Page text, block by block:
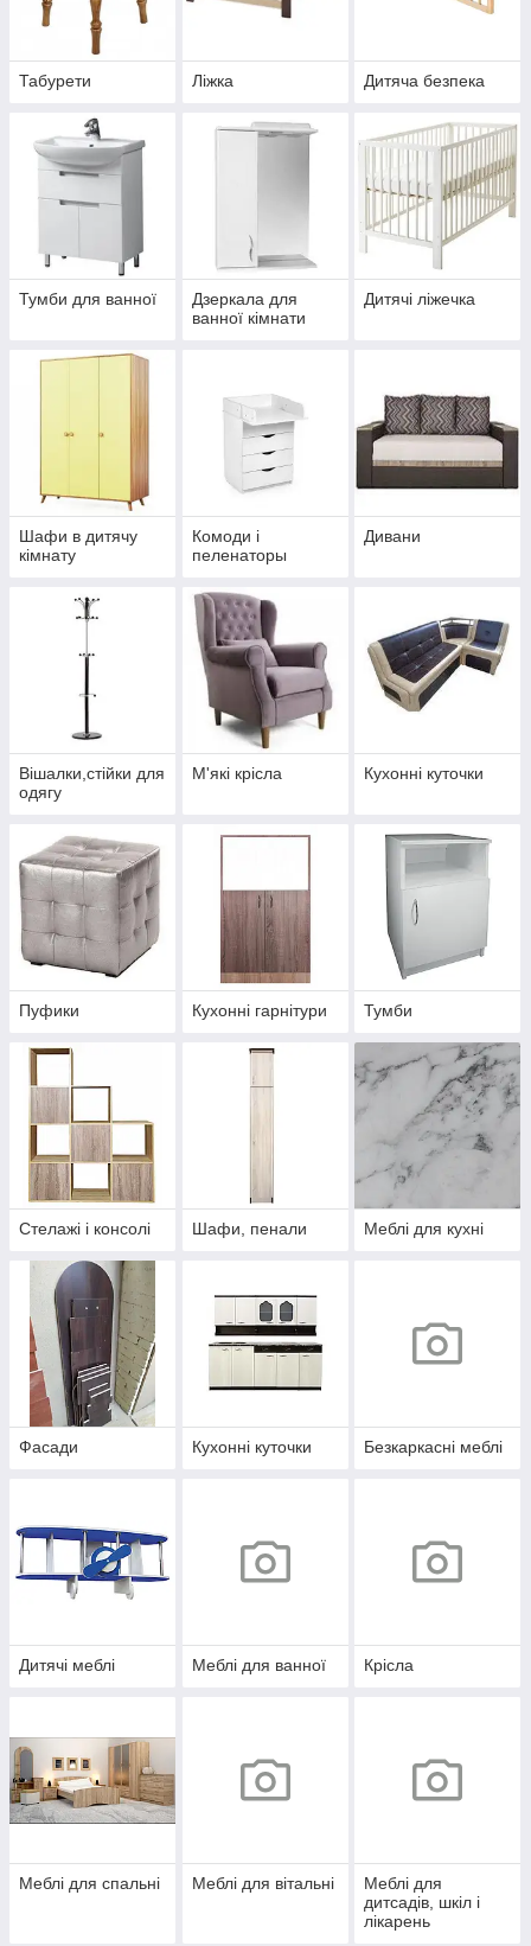
Табурети Ліжка Дитяча безпека
Тумби для ванної
Дзеркала для
ванної кімнати
Дитячі ліжечка
Шафи в дитячу
кімнату
Комоди і
пеленаторы
Дивани
Вішалки,стійки для
одягу
М'які крісла Кухонні куточки
Пуфики Кухонні гарнітури Тумби
Стелажі і консолі Шафи, пенали Меблі для кухні
Фасади Кухонні куточки Безкаркасні меблі
Дитячі меблі Меблі для ванної Крісла
Меблі для спальні Меблі для вітальні
Меблі для
дитсадів, шкіл і
лікарень